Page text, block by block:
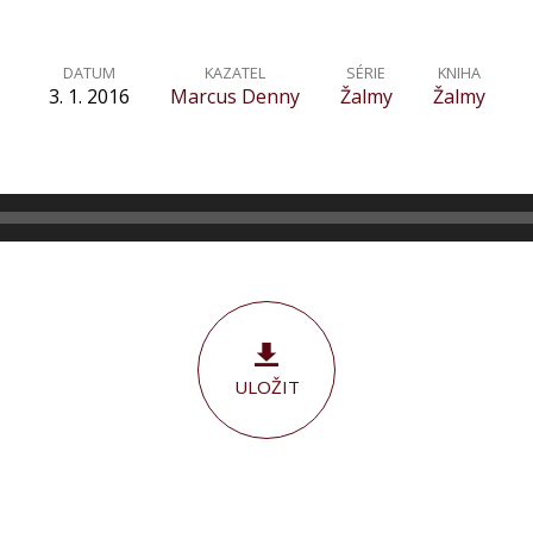
DATUM
3. 1. 2016
KAZATEL
Marcus Denny
SÉRIE
Žalmy
KNIHA
Žalmy
ULOŽIT